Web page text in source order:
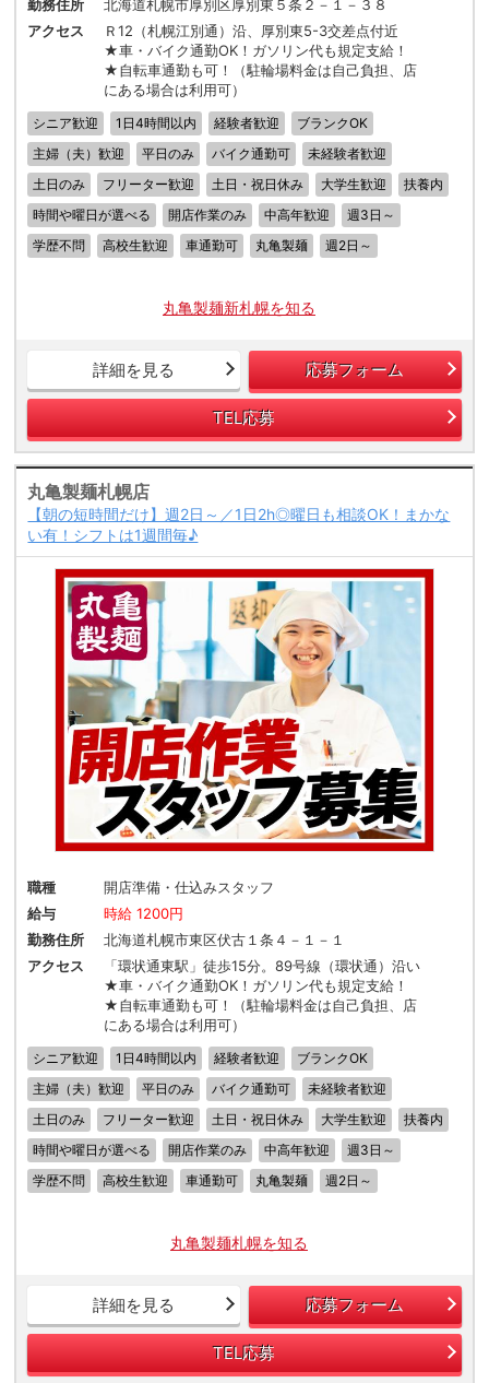
勤務住所
北海道札幌市厚別区厚別東５条２－１－３８
アクセス
Ｒ12（札幌江別通）沿、厚別東5-3交差点付近
★車・バイク通勤OK！ガソリン代も規定支給！
★自転車通勤も可！（駐輪場料金は自己負担、店
にある場合は利用可）
シニア歓迎 1日4時間以内 経験者歓迎
ブランクOK
主婦（夫）歓迎
平日のみ バイク通勤可
未経験者歓迎
土日のみ
フリーター歓迎 土日・祝日休み 大学生歓迎
扶養内
時間や曜日が選べる
開店作業のみ 中高年歓迎
週3日～
学歴不問
高校生歓迎 車通勤可 丸亀製麺 週2日～
丸亀製麺新札幌を知る
詳細を見る 応募フォーム
TEL応募
丸亀製麺札幌店
【朝の短時間だけ】週2日～／1日2h◎曜日も相談OK！まかな
い有！シフトは1週間毎♪
職種
開店準備・仕込みスタッフ
給与
時給 1200円
勤務住所
北海道札幌市東区伏古１条４－１－１
アクセス
「環状通東駅」徒歩15分。89号線（環状通）沿い
★車・バイク通勤OK！ガソリン代も規定支給！
★自転車通勤も可！（駐輪場料金は自己負担、店
にある場合は利用可）
シニア歓迎 1日4時間以内 経験者歓迎
ブランクOK
主婦（夫）歓迎
平日のみ バイク通勤可
未経験者歓迎
土日のみ
フリーター歓迎 土日・祝日休み 大学生歓迎
扶養内
時間や曜日が選べる
開店作業のみ 中高年歓迎
週3日～
学歴不問
高校生歓迎 車通勤可 丸亀製麺 週2日～
丸亀製麺札幌を知る
詳細を見る 応募フォーム
TEL応募